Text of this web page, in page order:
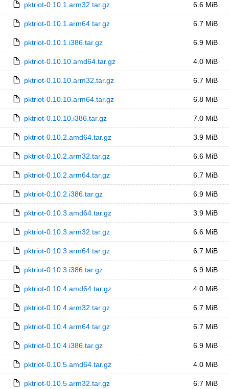
pktriot-0.10.1.arm32.tar.gz 6.6 MiB
pktriot-0.10.1.arm64.tar.gz 6.7 MiB
pktriot-0.10.1.i386.tar.gz 6.9 MiB
pktriot-0.10.10.amd64.tar.gz 4.0 MiB
pktriot-0.10.10.arm32.tar.gz 6.7 MiB
pktriot-0.10.10.arm64.tar.gz 6.8 MiB
pktriot-0.10.10.i386.tar.gz 7.0 MiB
pktriot-0.10.2.amd64.tar.gz 3.9 MiB
pktriot-0.10.2.arm32.tar.gz 6.6 MiB
pktriot-0.10.2.arm64.tar.gz 6.7 MiB
pktriot-0.10.2.i386.tar.gz 6.9 MiB
pktriot-0.10.3.amd64.tar.gz 3.9 MiB
pktriot-0.10.3.arm32.tar.gz 6.6 MiB
pktriot-0.10.3.arm64.tar.gz 6.7 MiB
pktriot-0.10.3.i386.tar.gz 6.9 MiB
pktriot-0.10.4.amd64.tar.gz 4.0 MiB
pktriot-0.10.4.arm32.tar.gz 6.7 MiB
pktriot-0.10.4.arm64.tar.gz 6.7 MiB
pktriot-0.10.4.i386.tar.gz 6.9 MiB
pktriot-0.10.5.amd64.tar.gz 4.0 MiB
pktriot-0.10.5.arm32.tar.gz 6.7 MiB